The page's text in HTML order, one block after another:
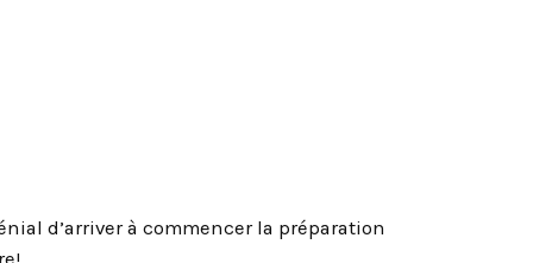
d’arriver à commencer la préparation